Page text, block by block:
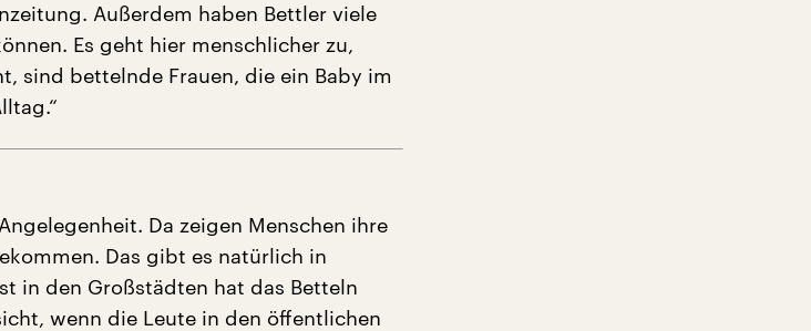
Außerdem haben Bettler viele
Es geht hier menschlicher zu,
sind bettelnde Frauen, die ein Baby im
Da zeigen Menschen ihre
Das gibt es natürlich in
in den Großstädten hat das Betteln
wenn die Leute in den öffentlichen